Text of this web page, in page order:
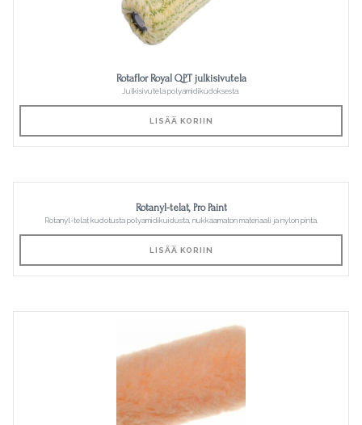
Rotaflor Royal QPT julkisivutela
Julkisivutela polyamidikudoksesta.
LISÄÄ KORIIN
Rotanyl-telat, Pro Paint
Rotanyl-telat kudotusta polyamidikuidusta, nukkaamaton materiaali ja nylon pinta.
LISÄÄ KORIIN